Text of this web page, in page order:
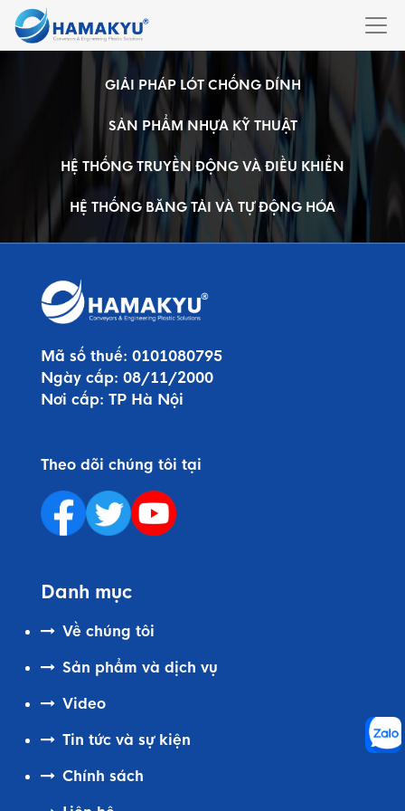
GIẢI PHÁP LÓT CHỐNG DÍNH
SẢN PHẨM NHỰA KỸ THUẬT
HỆ THỐNG TRUYỀN ĐỘNG VÀ ĐIỀU KHIỂN
HỆ THỐNG BĂNG TẢI VÀ TỰ ĐỘNG HÓA
Mã số thuế: 0101080795
Ngày cấp: 08/11/2000
Nơi cấp: TP Hà Nội
Theo dõi chúng tôi tại
Danh mục
Về chúng tôi
Sản phẩm và dịch vụ
Video
Tin tức và sự kiện
Chính sách